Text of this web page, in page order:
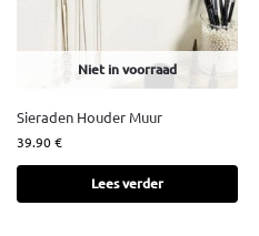
Niet in voorraad
Sieraden Houder Muur
39.90€
Lees verder